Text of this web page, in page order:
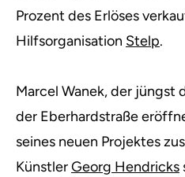
Prozent des Erlöses
Hilfsorganisation Stelp.
Marcel Wanek, der jüngst
der Eberhardstraße
seines neuen Projektes
KünstlerGeorg Hendricks